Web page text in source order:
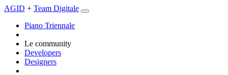
AGID + Team Digitale
Piano Triennale
Le community
Developers
Designers